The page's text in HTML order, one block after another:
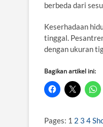
berbeda dari
Keserhadaan
tinggal.
dengan ukuran
Bagikan artikel ini:
Pages: 1 2 3 4